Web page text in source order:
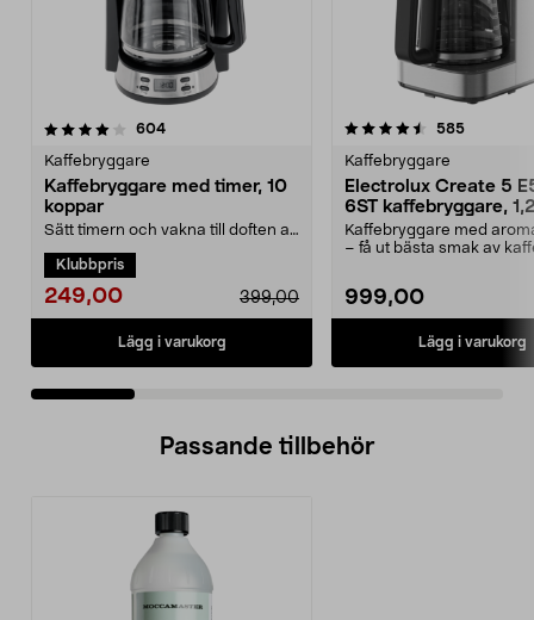
604recensioner
Kaffebryggare
Kaffebryggare med timer, 10
koppar
Sätt timern och vakna till doften av
10 koppar...
Klubbpris
249,00 399,00
Lägg i varukorg
4.5 av 5 stjärnor 585
Kaffebryggare
Electrolux Create 5
6ST kaffebryggare,
Kaffebryggare med
– få ut bästa smak av
999,00
Lägg i varukorg
4.5 av 5 stjärnor
Passande tillbehör